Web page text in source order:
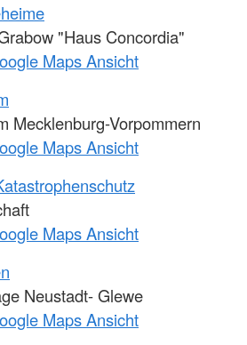
"Haus Concordia"
Maps Ansicht
Mecklenburg-Vorpommern
Maps Ansicht
Maps Ansicht
Neustadt- Glewe
Maps Ansicht